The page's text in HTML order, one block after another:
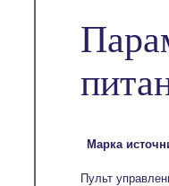
Марка
Пульт